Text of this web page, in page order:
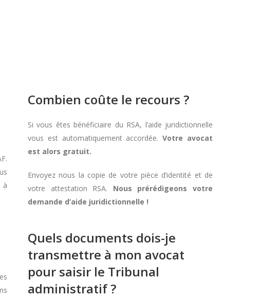
à
Combien coûte le recours ?
Si vous êtes bénéficiaire du RSA, l’aide juridictionnelle
vous est automatiquement accordée.Votre avocat
est alors gratuit.
Envoyez nous la copie de votre pièce d’identité et de
votre attestation RSA. Nous prérédigeons votre
demande d’aide juridictionnelle !
Quels documents dois-je
transmettre à mon avocat
pour saisir le Tribunal
administratif ?